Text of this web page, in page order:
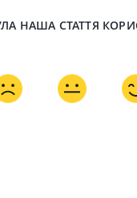
НАША СТАТТЯ